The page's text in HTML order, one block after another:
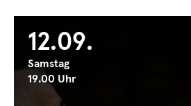
12.09.
Samstag
19.00 Uhr